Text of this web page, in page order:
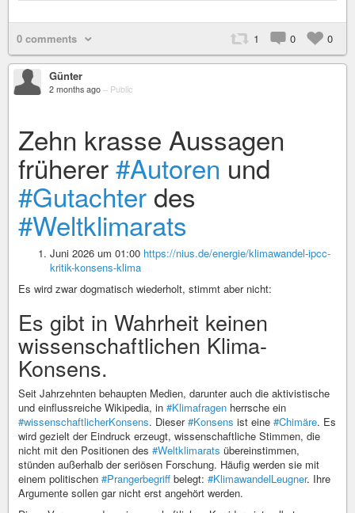
0 comments 1 0 0
Günter
2 months ago – Public
Zehn krasse Aussagen
früherer#Autoren und
#Gutachterdes
#Weltklimarats
Juni 2026 um 01:00 https://nius.de/energie/klimawandel-ipcc-
kritik-konsens-klima
Es wird zwar dogmatisch wiederholt, stimmt aber nicht:
Es gibt in Wahrheit keinen
wissenschaftlichen Klima-
Konsens.
Seit Jahrzehnten behaupten Medien, darunter auch die aktivistische
und einflussreiche Wikipedia, in #Klimafragen herrsche ein
#wissenschaftlicherKonsens. Dieser#Konsens ist eine #Chimäre. Es
wird gezielt der Eindruck erzeugt, wissenschaftliche Stimmen, die
nicht mit den Positionen des #Weltklimarats übereinstimmen,
stünden außerhalb der seriösen Forschung. Häufig werden sie mit
einem politischen #Prangerbegriff belegt: #KlimawandelLeugner. Ihre
Argumente sollen gar nicht erst angehört werden.